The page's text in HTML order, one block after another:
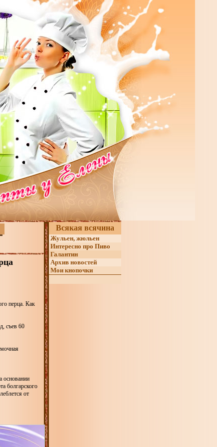
перца. Как
съев 60
основании
болгарского
от
Всякая всячина
Жульен, жюльен
Интересно про Пиво
Галантин
Архив новостей
Мои кнопочки